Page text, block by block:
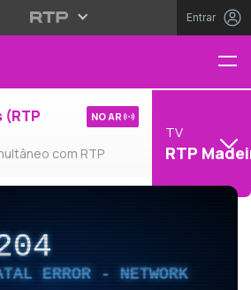
Entrar
(RTP
com RTP
NO AR
TV
RTP
ERROR - NETWORK